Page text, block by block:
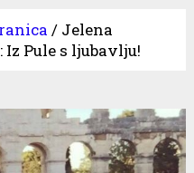
/ Jelena
Iz Pule s ljubavlju!